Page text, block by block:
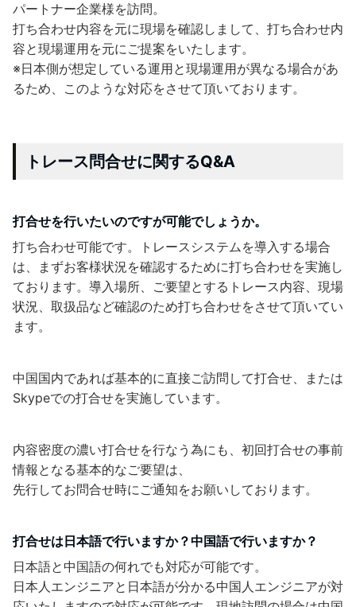
パートナー企業様を訪問。
打ち合わせ内容を元に現場を確認しまして、打ち合わせ内
容と現場運用を元にご提案をいたします。
※日本側が想定している運用と現場運用が異なる場合があ
るため、このような対応をさせて頂いております。
トレース問合せに関するQ&A
打合せを行いたいのですが可能でしょうか。
打ち合わせ可能です。トレースシステムを導入する場合
は、まずお客様状況を確認するために打ち合わせを実施し
ております。導入場所、ご要望とするトレース内容、現場
状況、取扱品など確認のため打ち合わせをさせて頂いてい
ます。
中国国内であれば基本的に直接ご訪問して打合せ、または
Skypeでの打合せを実施しています。
内容密度の濃い打合せを行なう為にも、初回打合せの事前
情報となる基本的なご要望は、
先行してお問合せ時にご通知をお願いしております。
打合せは日本語で行いますか？中国語で行いますか？
日本語と中国語の何れでも対応が可能です。
日本人エンジニアと日本語が分かる中国人エンジニアが対